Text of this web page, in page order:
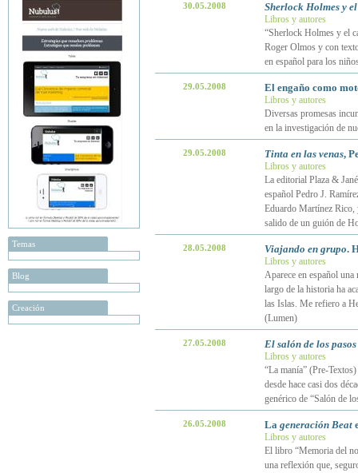
Temas
Blog
Creación
30.05.2008 Sherlock Holmes y
Libros y autores
“Sherlock Holmes y el
Roger Olmos y con
en español para los
29.05.2008 El engaño como
Libros y autores
Diversas promesas
en la investigación de
29.05.2008 Tinta en las venas,
Libros y autores
La editorial Plaza &
español Pedro J.
Eduardo Martínez Rico,
salido de un guión de
28.05.2008 Viajando en grupo.
Libros y autores
Aparece en español
largo de la historia ha
las Islas. Me refiero a
(Lumen)
27.05.2008 El salón de los
Libros y autores
“La manía” (Pre-
desde hace casi dos
genérico de “Salón de
26.05.2008 La generación Beat
Libros y autores
El libro “Memoria del
una reflexión que,